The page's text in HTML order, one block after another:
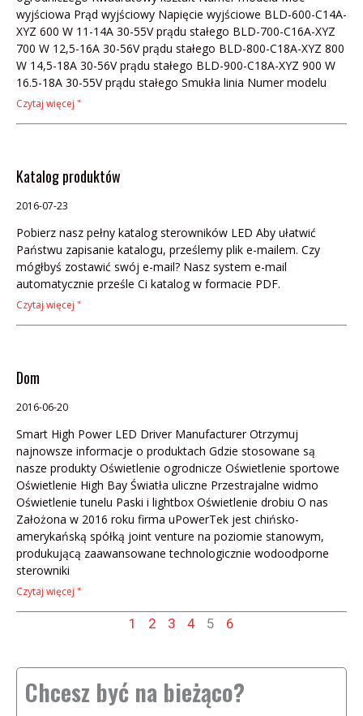
wyjściowa Prąd wyjściowy Napięcie wyjściowe BLD-600-C14A-
XYZ 600 W 11-14A 30-55V prądu stałego BLD-700-C16A-XYZ
700 W 12,5-16A 30-56V prądu stałego BLD-800-C18A-XYZ 800
W 14,5-18A 30-56V prądu stałego BLD-900-C18A-XYZ 900 W
16.5-18A 30-55V prądu stałego Smukła linia Numer modelu
Czytaj więcej "
Katalog produktów
2016-07-23
Pobierz nasz pełny katalog sterowników LED Aby ułatwić
Państwu zapisanie katalogu, prześlemy plik e-mailem. Czy
mógłbyś zostawić swój e-mail? Nasz system e-mail
automatycznie prześle Ci katalog w formacie PDF.
Czytaj więcej "
Dom
2016-06-20
Smart High Power LED Driver Manufacturer Otrzymuj
najnowsze informacje o produktach Gdzie stosowane są
nasze produkty Oświetlenie ogrodnicze Oświetlenie sportowe
Oświetlenie High Bay Światła uliczne Przestrajalne widmo
Oświetlenie tunelu Paski i lightbox Oświetlenie drobiu O nas
Założona w 2016 roku firma uPowerTek jest chińsko-
amerykańską spółką joint venture na poziomie stanowym,
produkującą zaawansowane technologicznie wodoodporne
sterowniki
Czytaj więcej "
1 2 3 4 5 6
Chcesz być na bieżąco?